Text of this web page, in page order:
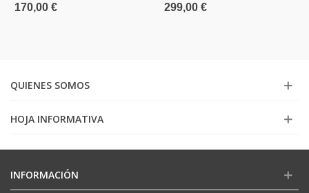
170,00 € 299,00 €
QUIENES SOMOS
HOJA INFORMATIVA
INFORMACIÓN